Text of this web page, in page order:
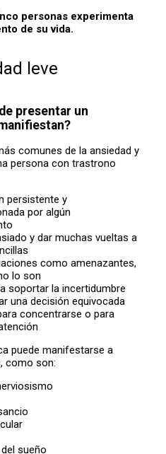
personas experimenta
de su vida.
leve
presentar un
comunes de la ansiedad y
persona con trastrono
persistente y
por algún
y dar muchas vueltas a
como amenazantes,
lo son
soportar la incertidumbre
una decisión equivocada
concentrarse o para
puede manifestarse a
como son:
sueño